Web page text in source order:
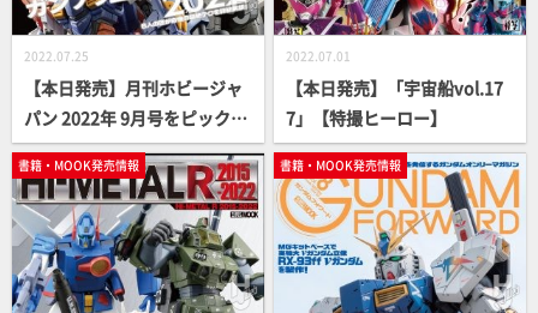
2022.07.25
【本日発売】月刊ホビージャ
パン 2022年 9月号をピックア
ップ！
2022.07.01
【本日発売】「宇宙船vol.17
7」【特撮ヒーロー】
書籍・MOOK発売情報 書籍・MOOK発売情報